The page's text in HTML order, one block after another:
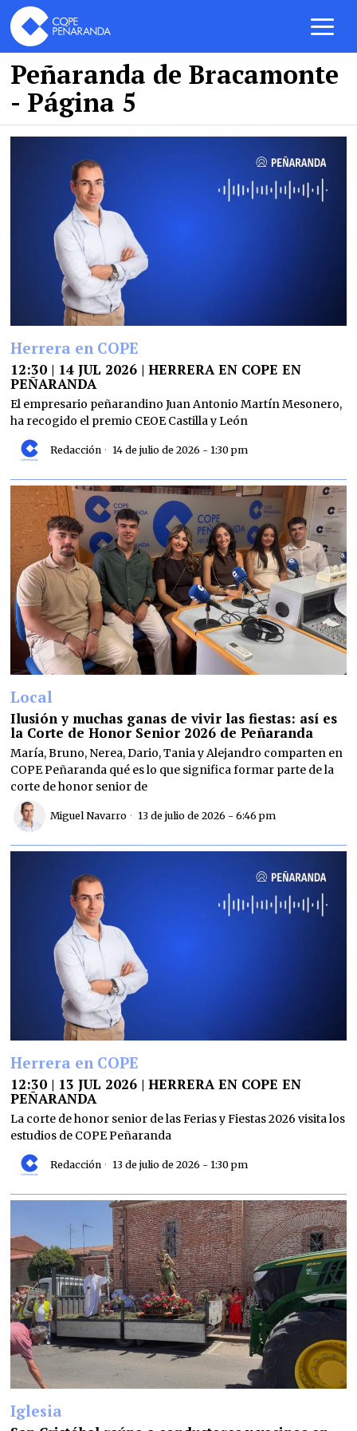
Peñaranda de Bracamonte
- Página 5
Herrera en COPE
12:30 | 14 JUL 2026 | HERRERA EN COPE EN
PEÑARANDA
El empresario peñarandino Juan Antonio Martín Mesonero,
ha recogido el premio CEOE Castilla y León
Redacción 14 de julio de 2026 - 1:30 pm
Local
Ilusión y muchas ganas de vivir las fiestas: así es
la Corte de Honor Senior 2026 de Peñaranda
María, Bruno, Nerea, Dario, Tania y Alejandro comparten en
COPE Peñaranda qué es lo que significa formar parte de la
corte de honor senior de
Miguel Navarro 13 de julio de 2026 - 6:46 pm
Herrera en COPE
12:30 | 13 JUL 2026 | HERRERA EN COPE EN
PEÑARANDA
La corte de honor senior de las Ferias y Fiestas 2026 visita los
estudios de COPE Peñaranda
Redacción 13 de julio de 2026 - 1:30 pm
Iglesia